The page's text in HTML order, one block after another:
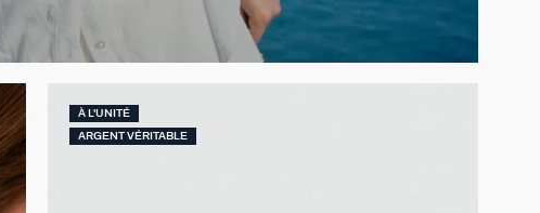
À L'UNITÉ
ARGENT VÉRITABLE